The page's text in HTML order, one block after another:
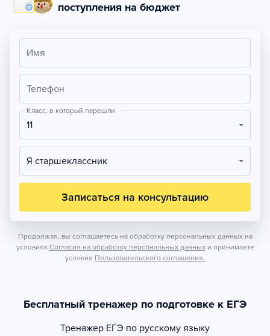
поступления на бюджет
Имя
Телефон
Класс, в который перешли
11
Я старшеклассник
Записаться на консультацию
Продолжая, вы соглашаетесь на обработку персональных данных на
условиях Согласия на обработку персональных данных и принимаете
условия Пользовательского соглашения.
Бесплатный тренажер по подготовке к ЕГЭ
Тренажер ЕГЭ по русскому языку